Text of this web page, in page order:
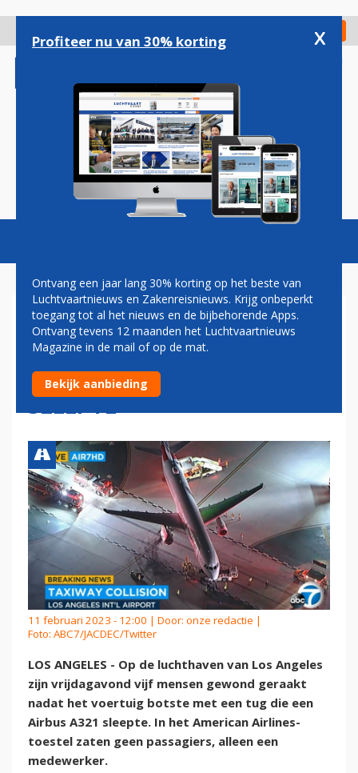
gaan
Check in
Magazine Podcasts Vacatures
GEWONDEN BIJ BOTSING
TUSSEN LUCHTHAVENBUS
EN TUG DIE AIRBUS A321
SLEEPTE
11 februari 2023 - 12:00 | Door: onze redactie |
Foto: ABC7/JACDEC/Twitter
LOS ANGELES - Op de luchthaven van Los Angeles
zijn vrijdagavond vijf mensen gewond geraakt
nadat het voertuig botste met een tug die een
Airbus A321 sleepte. In het American Airlines-
toestel zaten geen passagiers, alleen een
medewerker.
Profiteer nu van 30% korting x
Ontvang een jaar lang 30% korting op het beste van
Luchtvaartnieuws en Zakenreisnieuws. Krijg onbeperkt
toegang tot al het nieuws en de bijbehorende Apps.
Ontvang tevens 12 maanden het Luchtvaartnieuws
Magazine in de mail of op de mat.
Bekijk aanbieding